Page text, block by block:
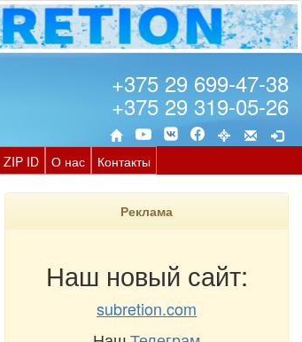
+375 29 699-47-38
+375 29 319-05-26
ZIP ID О нас Контакты
Реклама
Наш новый сайт:
subretion.com